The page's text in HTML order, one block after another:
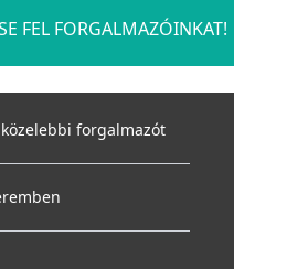
FEL FORGALMAZÓINKAT!
forgalmazót